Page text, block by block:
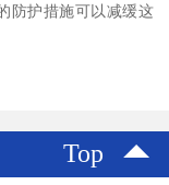
防护措施可以减缓这
Top